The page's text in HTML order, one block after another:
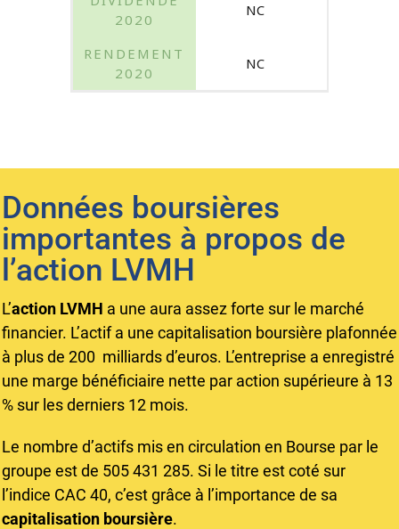
NC
NC
Données boursières
importantes à propos de
l’action LVMH
L’action LVMH a une aura assez forte sur le marché
financier. L’actif a une capitalisation boursière plafonnée
à plus de 200 milliards d’euros. L’entreprise a enregistré
une marge bénéficiaire nette par action supérieure à 13
% sur les derniers 12 mois.
Le nombre d’actifs mis en circulation en Bourse par le
groupe est de 505 431 285. Si le titre est coté sur
l’indice CAC 40, c’est grâce à l’importance de sa
capitalisation boursière.